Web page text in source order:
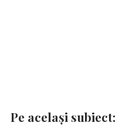
Pe același subiect: